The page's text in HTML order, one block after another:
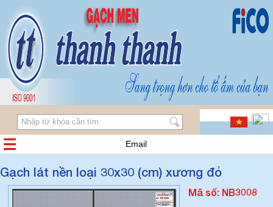
Email
Gạch lát nền loại 30x30 (cm) xương đỏ
Mã số: NB3008